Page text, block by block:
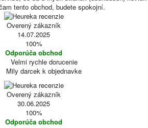
tento obchod, budete spokojní.
Overený zákazník
14.07.2025
100%
Odporúča obchod
Velmi rychle dorucenie
Mily darcek k objednavke
Overený zákazník
30.06.2025
100%
Odporúča obchod